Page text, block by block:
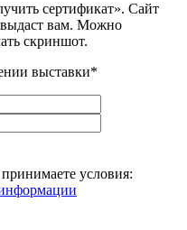
сертификат». Сайт
выдаст вам. Можно
скриншот.
выставки*
условия: